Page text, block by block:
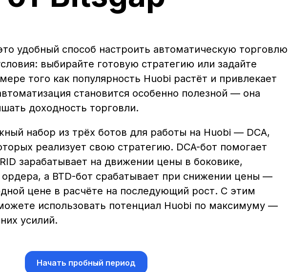
удобный способ настроить автоматическую торговлю
выбирайте готовую стратегию или задайте
того как популярность Huobi растёт и привлекает
становится особенно полезной — она
доходность торговли.
набор из трёх ботов для работы на Huobi — DCA,
реализует свою стратегию. DCA-бот помогает
зарабатывает на движении цены в боковике,
ордера, а BTD-бот срабатывает при снижении цены —
цене в расчёте на последующий рост. С этим
использовать потенциал Huobi по максимуму —
усилий.
Начать пробный период